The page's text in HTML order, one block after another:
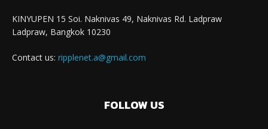
KINYUPEN 15 Soi. Naknivas 49, Naknivas Rd. Ladpraw
Ladpraw, Bangkok 10230
Contact us: ripplenet.a@gmail.com
FOLLOW US